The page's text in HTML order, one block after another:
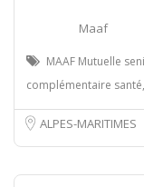
Maaf
MAAF Mutuelle
complémentaire
ALPES-MARITIMES